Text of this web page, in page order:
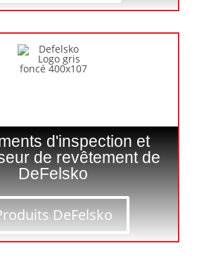
d'inspection et
de revêtement de
DeFelsko
DeFelsko